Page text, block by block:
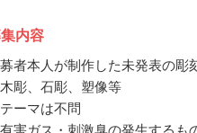
内容
者本人が制作した未発表の彫
彫、石彫、塑像等
ーマは不問
害ガス・刺激臭の発生するも